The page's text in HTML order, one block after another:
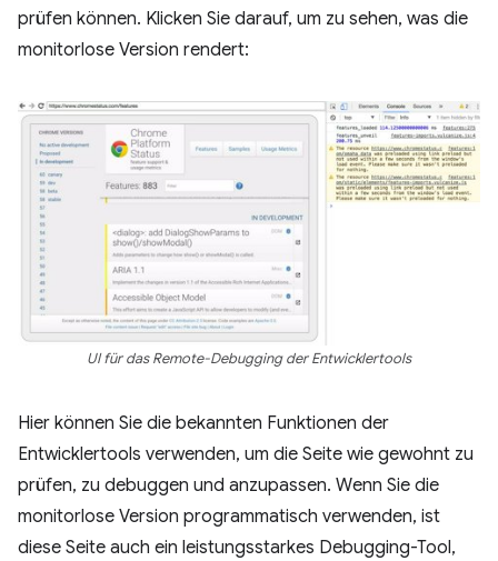
prüfen können. Klicken Sie darauf, um zu sehen, was die
monitorlose Version rendert:
UI für das Remote-Debugging der Entwicklertools
Hier können Sie die bekannten Funktionen der
Entwicklertools verwenden, um die Seite wie gewohnt zu
prüfen, zu debuggen und anzupassen. Wenn Sie die
monitorlose Version programmatisch verwenden, ist
diese Seite auch ein leistungsstarkes Debugging-Tool,